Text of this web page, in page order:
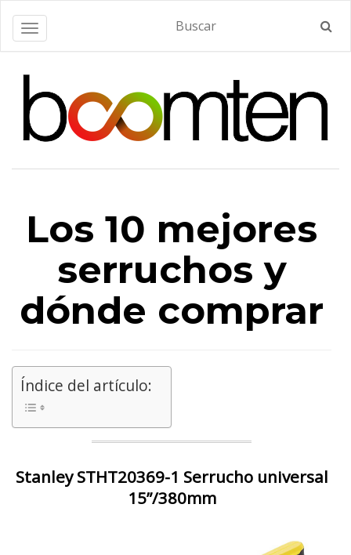
Alternar navegación
Los 10 mejores
serruchos y
dónde comprar
Índice del artículo:
Stanley STHT20369-1 Serrucho universal
15”/380mm